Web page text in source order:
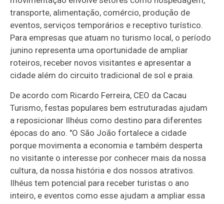
transporte, alimentação, comércio, produção de
eventos, serviços temporários e receptivo turístico.
Para empresas que atuam no turismo local, o período
junino representa uma oportunidade de ampliar
roteiros, receber novos visitantes e apresentar a
cidade além do circuito tradicional de sol e praia.
De acordo com Ricardo Ferreira, CEO da Cacau
Turismo, festas populares bem estruturadas ajudam
a reposicionar Ilhéus como destino para diferentes
épocas do ano. "O São João fortalece a cidade
porque movimenta a economia e também desperta
no visitante o interesse por conhecer mais da nossa
cultura, da nossa história e dos nossos atrativos.
Ilhéus tem potencial para receber turistas o ano
inteiro, e eventos como esse ajudam a ampliar essa